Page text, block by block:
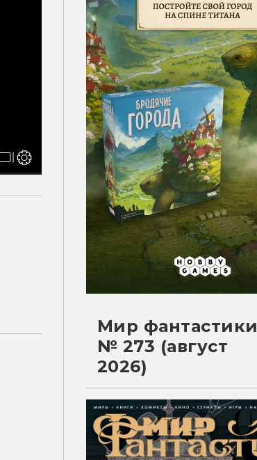
Мир фантастики
№ 273 (август
2026)